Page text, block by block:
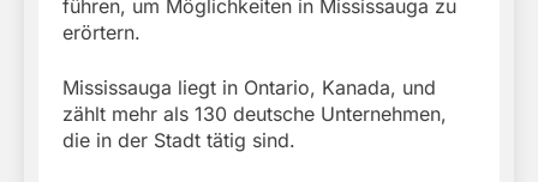
führen, um Möglichkeiten in Mississauga zu
erörtern.
Mississauga liegt in Ontario, Kanada, und
zählt mehr als 130 deutsche Unternehmen,
die in der Stadt tätig sind.